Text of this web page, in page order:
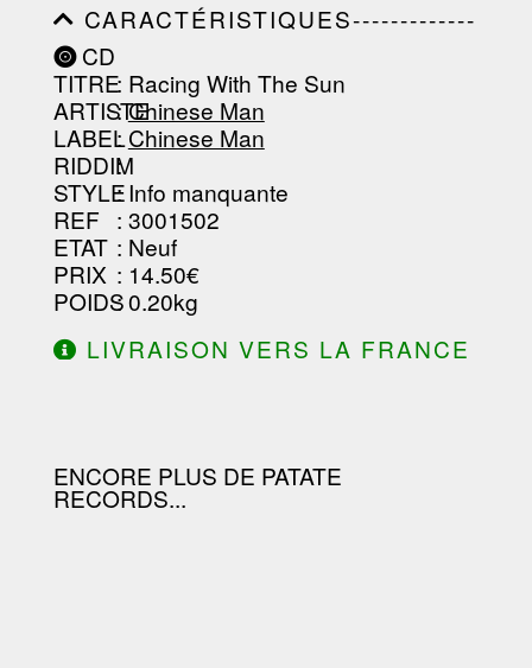
CARACTÉRISTIQUES-------------
-----------------------------------------
-----------------------------------------
-----------------------------------------
-----------------------------------------
--------------------------------
CD
TITRE: Racing With The Sun
ARTISTE
:Chinese Man
LABEL
:Chinese Man
RIDDIM
:
STYLE: Info manquante
REF : 3001502
ETAT : Neuf
PRIX : 14.50€
POIDS: 0.20kg
LIVRAISON VERS LA FRANCE
ENCORE PLUS DE PATATE
RECORDS...